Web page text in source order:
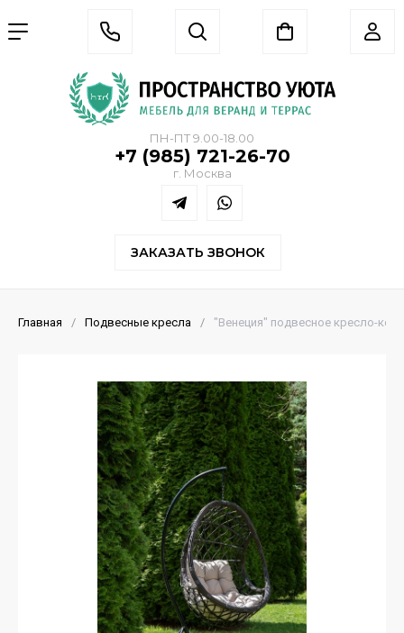
ПН-ПТ 9.00-18.00
+7 (985) 721-26-70
г. Москва
ЗАКАЗАТЬ ЗВОНОК
Главная / Подвесные кресла / "Венеция" подвесное кресло-